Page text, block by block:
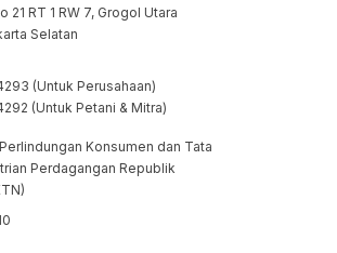
21 RT 1 RW 7, Grogol Utara
Selatan
(Untuk Perusahaan)
(Untuk Petani & Mitra)
Konsumen dan Tata
Perdagangan Republik